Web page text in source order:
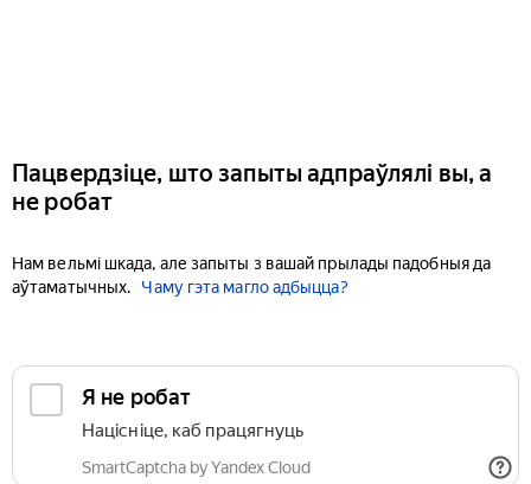
Пацвердзіце, што запыты адпраўлялі вы, а
не робат
Нам вельмі шкада, але запыты з вашай прылады падобныя да
аўтаматычных.
Чаму гэта магло адбыцца?
Я не робат
Націсніце, каб працягнуць
SmartCaptcha by Yandex Cloud